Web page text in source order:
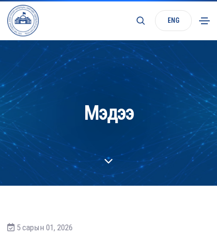
ENG
Мэдээ
5 сарын 01, 2026